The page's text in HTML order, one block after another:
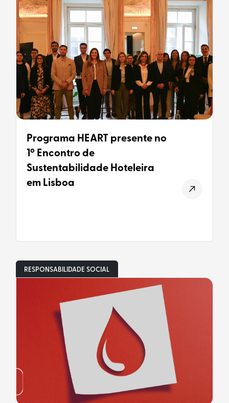
Programa HEART presente no
1º Encontro de
Sustentabilidade Hoteleira
em Lisboa
RESPONSABILIDADE SOCIAL